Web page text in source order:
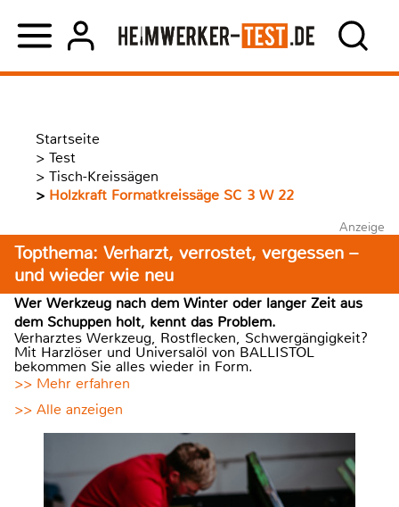
Startseite
> Test
> Tisch-Kreissägen
> Holzkraft Formatkreissäge SC 3 W 22
Anzeige
Topthema: Verharzt, verrostet, vergessen –
und wieder wie neu
Wer Werkzeug nach dem Winter oder langer Zeit aus
dem Schuppen holt, kennt das Problem.
Verharztes Werkzeug, Rostflecken, Schwergängigkeit?
Mit Harzlöser und Universalöl von BALLISTOL
bekommen Sie alles wieder in Form.
>> Mehr erfahren
>> Alle anzeigen